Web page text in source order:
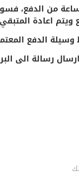
اعادة